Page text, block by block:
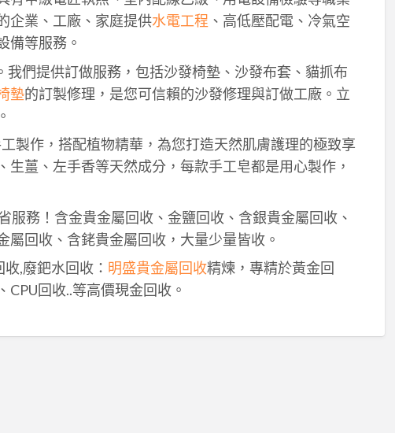
企業、工廠、家庭提供水電工程 、高低壓配電、冷氣空
備等服務。
我們提供訂做服務，包括沙發椅墊、沙發布套、貓抓布
墊的訂製修理，是您可信賴的沙發修理與訂做工廠。立
製作，搭配植物精華，為您打造天然肌膚護理的極致享
生薑、左手香等天然成分，每款手工皂都是用心製作，
服務！含金貴金屬回收、金鹽回收、含銀貴金屬回收、
回收、含銠貴金屬回收，大量少量皆收。
,廢鈀水回收： 明盛貴金屬回收精煉，專精於黃金回
回收..等高價現金回收。